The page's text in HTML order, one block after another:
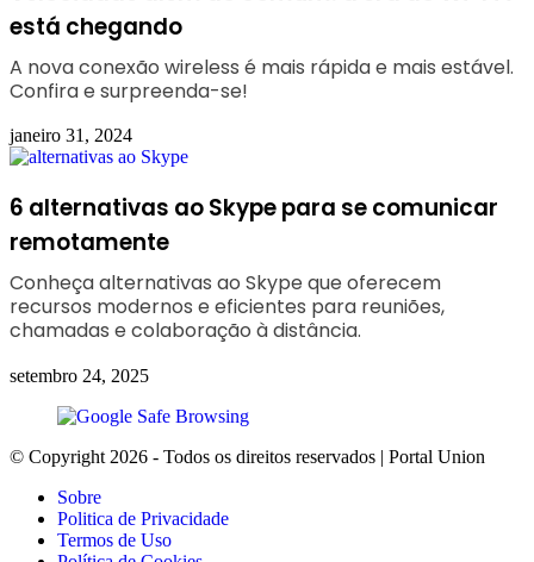
está chegando
A nova conexão wireless é mais rápida e mais estável.
Confira e surpreenda-se!
janeiro 31, 2024
6 alternativas ao Skype para se comunicar
remotamente
Conheça alternativas ao Skype que oferecem
recursos modernos e eficientes para reuniões,
chamadas e colaboração à distância.
setembro 24, 2025
© Copyright 2026 - Todos os direitos reservados | Portal Union
Sobre
Politica de Privacidade
Termos de Uso